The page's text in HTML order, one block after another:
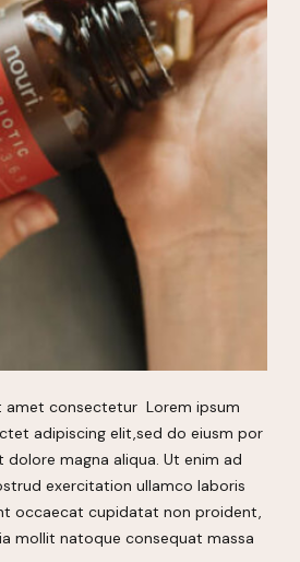
amet consectetur Lorem ipsum
adipiscing elit,sed do eiusm por
magna aliqua. Ut enim ad
exercitation ullamco laboris
occaecat cupidatat non proident,
mollit natoque consequat massa